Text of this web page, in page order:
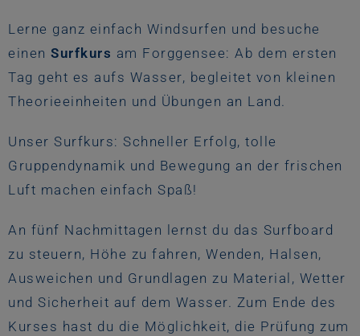
Lerne ganz einfach Windsurfen und besuche
einen Surfkurs am Forggensee: Ab dem ersten
Tag geht es aufs Wasser, begleitet von kleinen
Theorieeinheiten und Übungen an Land.
Unser Surfkurs: Schneller Erfolg, tolle
Gruppendynamik und Bewegung an der frischen
Luft machen einfach Spaß!
An fünf Nachmittagen lernst du das Surfboard
zu steuern, Höhe zu fahren, Wenden, Halsen,
Ausweichen und Grundlagen zu Material, Wetter
und Sicherheit auf dem Wasser. Zum Ende des
Kurses hast du die Möglichkeit, die Prüfung zum